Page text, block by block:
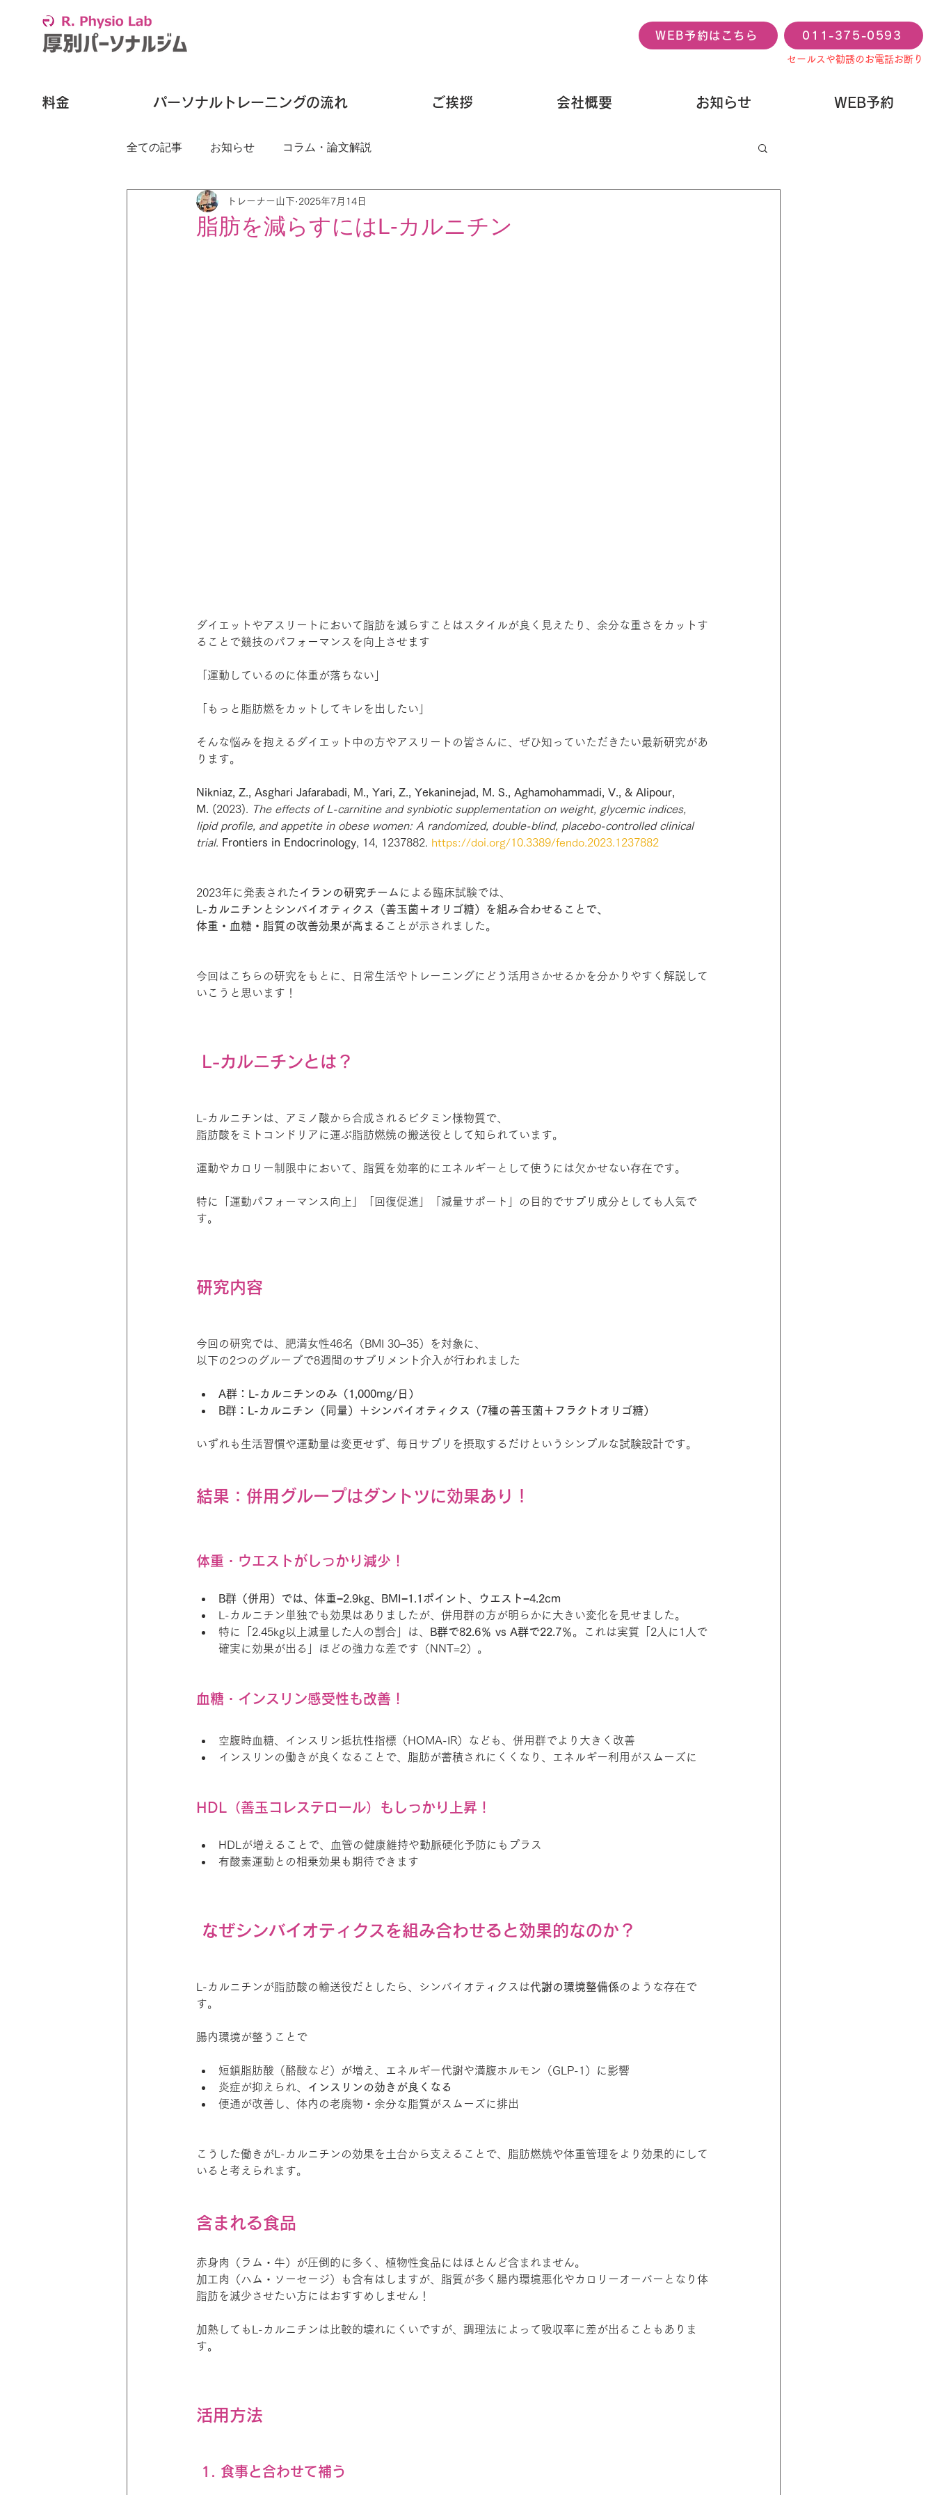
WEB予約はこちら 011-375-0593
セールスや勧誘のお電話お断り
料金 パーソナルトレーニングの流れ ご挨拶 会社概要 お知らせ WEB予約
全ての記事 お知らせ コラム・論文解説
脂肪を減らすにはL-カルニチン
トレーナー山下 2025年7月14日
ダイエットやアスリートにおいて脂肪を減らすことはスタイルが良く見えたり、余分な重さをカットす
ることで競技のパフォーマンスを向上させます
「運動しているのに体重が落ちない」
「もっと脂肪燃をカットしてキレを出したい」
そんな悩みを抱えるダイエット中の方やアスリートの皆さんに、ぜひ知っていただきたい最新研究があ
ります。
Nikniaz, Z., Asghari Jafarabadi, M., Yari, Z., Yekaninejad, M. S., Aghamohammadi, V., & Alipour,
M. (2023). The effects of L-carnitine and synbiotic supplementation on weight, glycemic indices,
lipid profile, and appetite in obese women: A randomized, double-blind, placebo-controlled clinical
trial. Frontiers in Endocrinology, 14, 1237882. https://doi.org/10.3389/fendo.2023.1237882
2023年に発表された イランの研究チーム による臨床試験では、
L-カルニチンとシンバイオティクス（善玉菌＋オリゴ糖）を組み合わせることで、
体重・血糖・脂質の改善効果が高まる ことが示されました。
今回はこちらの研究をもとに、日常生活やトレーニングにどう活用さかせるかを分かりやすく解説して
いこうと思います！
L-カルニチンとは？
L-カルニチンは、アミノ酸から合成されるビタミン様物質で、
脂肪酸をミトコンドリアに運ぶ脂肪燃焼の搬送役として知られています。
運動やカロリー制限中において、脂質を効率的にエネルギーとして使うには欠かせない存在です。
特に「運動パフォーマンス向上」「回復促進」「減量サポート」の目的でサプリ成分としても人気で
す。
研究内容
今回の研究では、肥満女性46名（BMI 30–35）を対象に、
以下の2つのグループで8週間のサプリメント介入が行われました
A群：L-カルニチンのみ（1,000mg/日）
B群：L-カルニチン（同量）＋シンバイオティクス（7種の善玉菌＋フラクトオリゴ糖）
いずれも生活習慣や運動量は変更せず、毎日サプリを摂取するだけというシンプルな試験設計です。
結果：併用グループはダントツに効果あり！
体重・ウエストがしっかり減少！
B群（併用）では、体重−2.9kg、BMI−1.1ポイント、ウエスト−4.2cm
L-カルニチン単独でも効果はありましたが、併用群の方が明らかに大きい変化を見せました。
特に「2.45kg以上減量した人の割合」は、
B群で82.6％ vs A群で22.7％。これは実質「2人に1人で
確実に効果が出る」ほどの強力な差です（NNT=2）。
血糖・インスリン感受性も改善！
空腹時血糖、インスリン抵抗性指標（HOMA-IR）なども、併用群でより大きく改善
インスリンの働きが良くなることで、脂肪が蓄積されにくくなり、エネルギー利用がスムーズに
HDL（善玉コレステロール）もしっかり上昇！
HDLが増えることで、血管の健康維持や動脈硬化予防にもプラス
有酸素運動との相乗効果も期待できます
なぜシンバイオティクスを組み合わせると効果的なのか？
L-カルニチンが脂肪酸の輸送役だとしたら、シンバイオティクスは代謝の環境整備係のような存在で
す。
腸内環境が整うことで
短鎖脂肪酸（酪酸など）が増え、エネルギー代謝や満腹ホルモン（GLP-1）に影響
炎症が抑えられ、
インスリンの効きが良くなる
便通が改善し、体内の老廃物・余分な脂質がスムーズに排出
こうした働きがL-カルニチンの効果を土台から支えることで、脂肪燃焼や体重管理をより効果的にして
いると考えられます。
含まれる食品
赤身肉（ラム・牛）が圧倒的に多く、植物性食品にはほとんど含まれません。
加工肉（ハム・ソーセージ）も含有はしますが、脂質が多く腸内環境悪化やカロリーオーバーとなり体
脂肪を減少させたい方にはおすすめしません！
加熱してもL-カルニチンは比較的壊れにくいですが、調理法によって吸収率に差が出ることもありま
す。
活用方法
1. 食事と合わせて補う